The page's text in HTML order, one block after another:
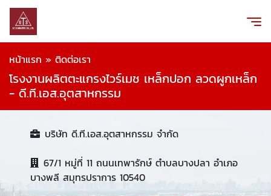
หน้าแรก » ติดต่อเรา
โรงงานผลิตตะแกรงไวร์เมช เหล็กปอก ลวดผูกเหล็ก
- ดี.ที.เอส.อุตสาหกรรม
บริษัท ดี.ที.เอส.อุตสาหกรรม จำกัด
67/1 หมู่ที่ 11 ถนนเทพารักษ์ ตำบลบางปลา อำเภอ
บางพลี สมุทรปราการ 10540